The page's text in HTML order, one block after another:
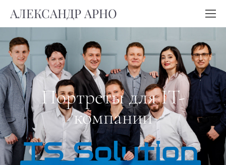
АЛЕКСАНДР АРНО
Портреты для IT-
компании